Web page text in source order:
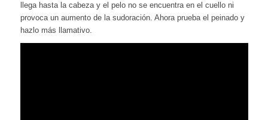
llega hasta la cabeza y el pelo no se encuentra en el cuello ni
provoca un aumento de la sudoración. Ahora prueba el peinado y
hazlo más llamativo.